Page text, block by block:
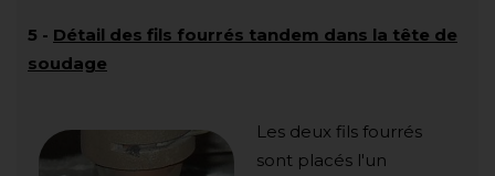
5 - Détail des fils fourrés tandem dans la tête de
soudage
Les deux fils fourrés
sont placés l'un